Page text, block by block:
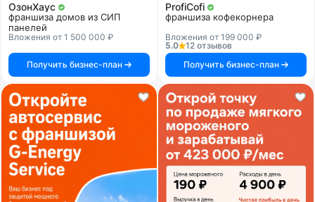
ОзонХаус
франшиза домов из СИП
панелей
Вложения от 1 500 000 ₽
Получить бизнес-план
ProfiCofi
франшиза кофекорнера
Вложения от 199 000 ₽
5.0
12 отзывов
Получить бизнес-план